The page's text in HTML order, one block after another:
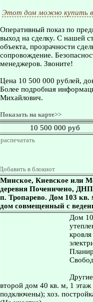
Этот дом можно купить
Оперативный показ по
выход на сделку. С нашей
объекта, прозрачности
сопровождение.
менеджеров. Звоните!
Цена 10 500 000 рублей,
Более подробная
Михайлович.
Показать на карте>>
10 500 000 руб
распечатать
в блокнот
Минское, Киевское или
деревня Поченичено,
п. Тропарево. Дом 103 кв.
дом совмещенный с
Дом
второй дом 40 кв. м, 1
подключены); хоз.